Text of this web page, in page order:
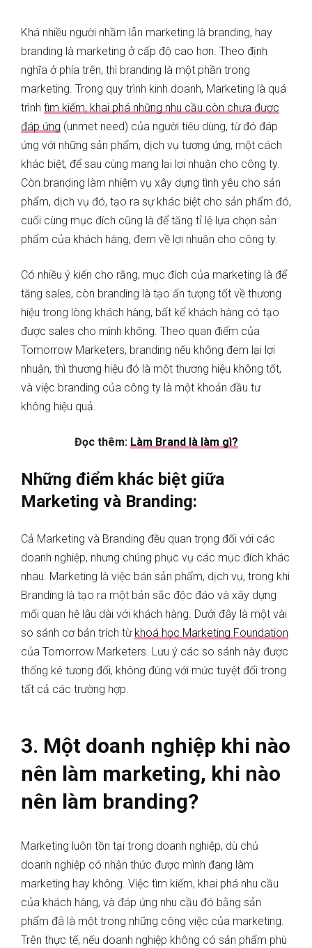
Khá nhiều người nhầm lẫn marketing là branding, hay
branding là marketing ở cấp độ cao hơn. Theo định
nghĩa ở phía trên, thì branding là một phần trong
marketing. Trong quy trình kinh doanh, Marketing là quá
trình tìm kiếm, khai phá những nhu cầu còn chưa được
đáp ứng (unmet need) của người tiêu dùng, từ đó đáp
ứng với những sản phẩm, dịch vụ tương ứng, một cách
khác biệt, để sau cùng mang lại lợi nhuận cho công ty.
Còn branding làm nhiệm vụ xây dựng tình yêu cho sản
phẩm, dịch vụ đó, tạo ra sự khác biệt cho sản phẩm đó,
cuối cùng mục đích cũng là để tăng tỉ lệ lựa chọn sản
phẩm của khách hàng, đem về lợi nhuận cho công ty.
Có nhiều ý kiến cho rằng, mục đích của marketing là để
tăng sales, còn branding là tạo ấn tượng tốt về thương
hiệu trong lòng khách hàng, bất kể khách hàng có tạo
được sales cho mình không. Theo quan điểm của
Tomorrow Marketers, branding nếu không đem lại lợi
nhuận, thì thương hiệu đó là một thương hiệu không tốt,
và việc branding của công ty là một khoản đầu tư
không hiệu quả.
Đọc thêm: Làm Brand là làm gì?
Những điểm khác biệt giữa
Marketing và Branding:
Cả Marketing và Branding đều quan trọng đối với các
doanh nghiệp, nhưng chúng phục vụ các mục đích khác
nhau. Marketing là việc bán sản phẩm, dịch vụ, trong khi
Branding là tạo ra một bản sắc độc đáo và xây dựng
mối quan hệ lâu dài với khách hàng. Dưới đây là một vài
so sánh cơ bản trích từ khoá học Marketing Foundation
của Tomorrow Marketers. Lưu ý các so sánh này được
thống kê tương đối, không đúng với mức tuyệt đối trong
tất cả các trường hợp.
3. Một doanh nghiệp khi nào
nên làm marketing, khi nào
nên làm branding?
Marketing luôn tồn tại trong doanh nghiệp, dù chủ
doanh nghiệp có nhận thức được mình đang làm
marketing hay không. Việc tìm kiếm, khai phá nhu cầu
của khách hàng, và đáp ứng nhu cầu đó bằng sản
phẩm đã là một trong những công việc của marketing.
Trên thực tế, nếu doanh nghiệp không có sản phẩm phù